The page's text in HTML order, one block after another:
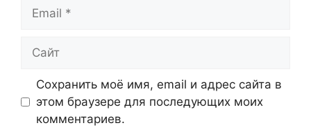
Сохранить моё имя, email и адрес сайта в
этом браузере для последующих моих
комментариев.